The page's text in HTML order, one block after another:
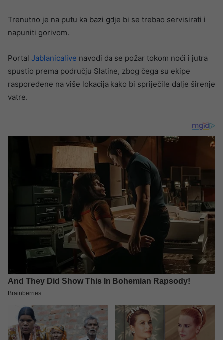
Trenutno je na putu ka bazi gdje bi se trebao servisirati i
napuniti gorivom.
Portal Jablanicalive navodi da se požar tokom noći i jutra
spustio prema području Slatine, zbog čega su ekipe
raspoređene na više lokacija kako bi spriječile dalje širenje
vatre.